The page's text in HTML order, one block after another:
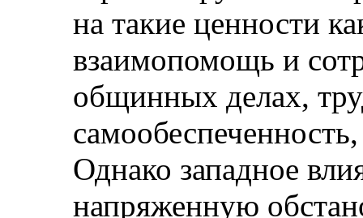
на такие ценности
взаимопомощь и
общинных делах,
Однако западное
напряженную